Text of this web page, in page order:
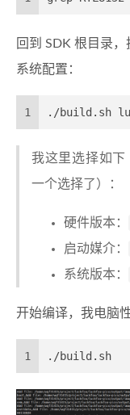
回到 SDK 根目录
系统配置：
1 ./build.sh
我这里选择如下
一个选择了）：
硬件版本：
启动媒介：
系统版本：
开始编译，我电脑
1 ./build.sh